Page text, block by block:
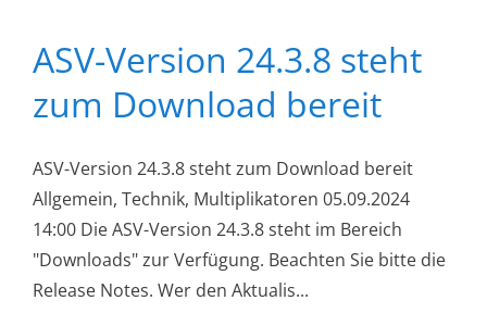
ASV-Version 24.3.8 steht
zum Download bereit
ASV-Version 24.3.8 steht zum Download bereit
Allgemein, Technik, Multiplikatoren 05.09.2024
14:00 Die ASV-Version 24.3.8 steht im Bereich
"Downloads" zur Verfügung. Beachten Sie bitte die
Release Notes. Wer den Aktualis...